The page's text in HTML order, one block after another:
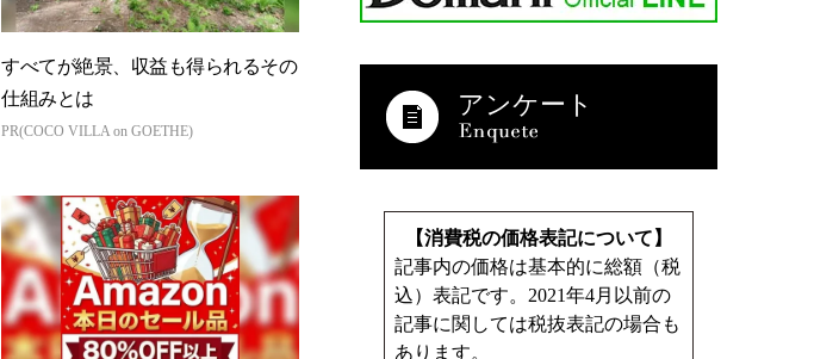
すべてが絶景、収益も得られるその
仕組みとは
PR(COCO VILLA on GOETHE)
アンケート
【消費税の価格表記について】
記事内の価格は基本的に総額（税
込）表記です。2021年4月以前の
記事に関しては税抜表記の場合も
あります。